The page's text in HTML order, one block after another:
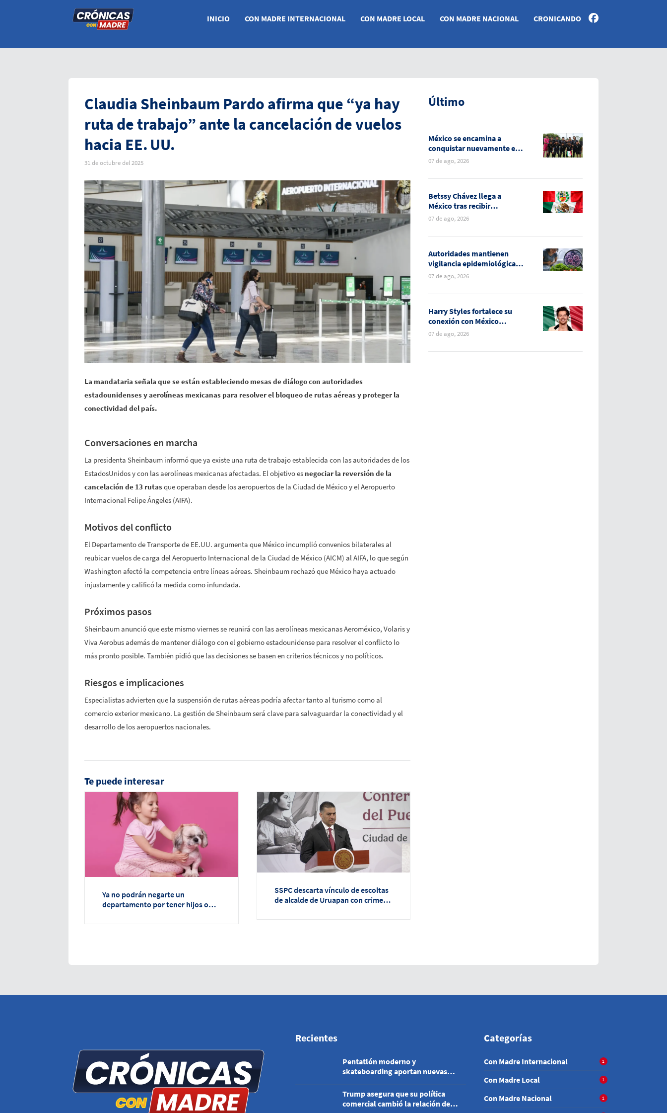
INICIO CON MADRE INTERNACIONAL CON MADRE LOCAL CON MADRE NACIONAL CRONICANDO
Claudia Sheinbaum Pardo afirma que “ya hay
ruta de trabajo” ante la cancelación de vuelos
hacia EE. UU.
31 de octubre del 2025
La mandataria señala que se están estableciendo mesas de diálogo con autoridades
estadounidenses y aerolíneas mexicanas para resolver el bloqueo de rutas aéreas y proteger la
conectividad del país.
Conversaciones en marcha
La presidenta Sheinbaum informó que ya existe una ruta de trabajo establecida con las autoridades de los
EstadosUnidos y con las aerolíneas mexicanas afectadas. El objetivo es negociar la reversión de la
cancelación de 13 rutasque operaban desde los aeropuertos de la Ciudad de México y el Aeropuerto
Internacional Felipe Ángeles (AIFA).
Motivos del conflicto
El Departamento de Transporte de EE.UU. argumenta que México incumplió convenios bilaterales al
reubicar vuelos de carga del Aeropuerto Internacional de la Ciudad de México (AICM) al AIFA, lo que según
Washington afectó la competencia entre líneas aéreas. Sheinbaum rechazó que México haya actuado
injustamente y calificó la medida como infundada.
Próximos pasos
Sheinbaum anunció que este mismo viernes se reunirá con las aerolíneas mexicanas Aeroméxico, Volaris y
Viva Aerobus además de mantener diálogo con el gobierno estadounidense para resolver el conflicto lo
más pronto posible. También pidió que las decisiones se basen en criterios técnicos y no políticos.
Riesgos e implicaciones
Especialistas advierten que la suspensión de rutas aéreas podría afectar tanto al turismo como al
comercio exterior mexicano. La gestión de Sheinbaum será clave para salvaguardar la conectividad y el
desarrollo de los aeropuertos nacionales.
Te puede interesar
Ya no podrán negarte un
departamento por tener hijos o
SSPC descarta vínculo de escoltas
de alcalde de Uruapan con crimen
Último
México se encamina a
conquistar nuevamente el
medallero de los
07 de ago, 2026
Betssy Chávez llega a
México tras recibir
salvoconducto del gobierno
07 de ago, 2026
Autoridades mantienen
vigilancia epidemiológica
por casos de diarrea
07 de ago, 2026
Harry Styles fortalece su
conexión con México
durante su gira “Together,
07 de ago, 2026
Recientes
Pentatlón moderno y
skateboarding aportan nuevas
Trump asegura que su política
comercial cambió la relación de
Categorías
Con Madre Internacional 1
Con Madre Local 1
Con Madre Nacional 1